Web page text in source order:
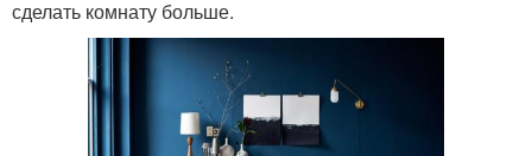
сделать комнату больше.